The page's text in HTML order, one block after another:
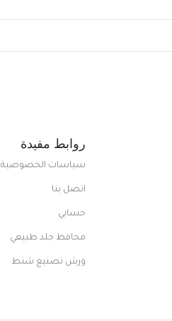
روابط مفيدة
سياسات الخصوصية
اتصل بنا
حسابي
محافظ جلد طبيعي
ورش تصنيع شنط